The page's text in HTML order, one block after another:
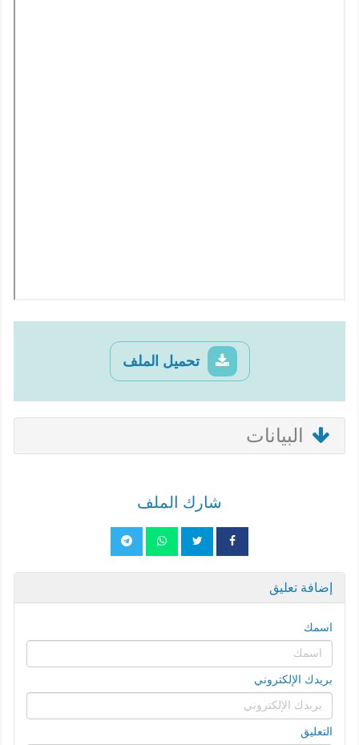
تحميل الملف
البيانات
شارك الملف
إضافة تعليق
اسمك
بريدك الإلكتروني
التعليق